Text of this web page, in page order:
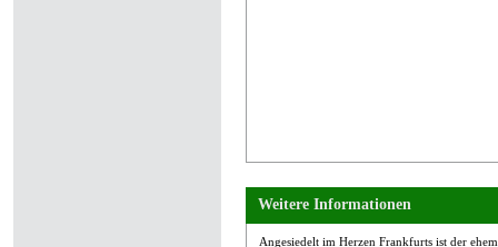
Weitere Informationen
Angesiedelt im Herzen Frankfurts ist der